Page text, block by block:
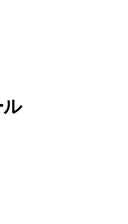
する